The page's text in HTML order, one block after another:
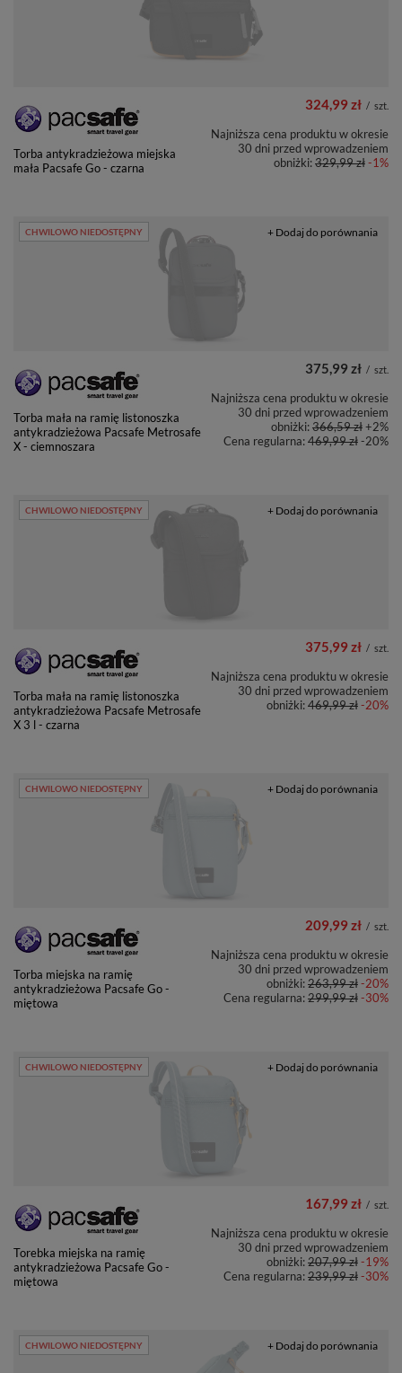
Torba antykradzieżowa miejska
mała Pacsafe Go - czarna
324,99 zł / szt.
Najniższa cena produktu w okresie
30 dni przed wprowadzeniem
obniżki:329,99 zł-1%
CHWILOWO NIEDOSTĘPNY
Torba mała na ramię listonoszka
antykradzieżowa Pacsafe Metrosafe
X - ciemnoszara
375,99 zł / szt.
Najniższa cena produktu w okresie
30 dni przed wprowadzeniem
obniżki:366,59 zł+2%
Cena regularna:469,99 zł-20%
+ Dodaj do porównania
CHWILOWO NIEDOSTĘPNY
Torba mała na ramię listonoszka
antykradzieżowa Pacsafe Metrosafe
X 3 l - czarna
375,99 zł / szt.
Najniższa cena produktu w okresie
30 dni przed wprowadzeniem
obniżki:469,99 zł-20%
+ Dodaj do porównania
CHWILOWO NIEDOSTĘPNY
Torba miejska na ramię
antykradzieżowa Pacsafe Go -
miętowa
209,99 zł / szt.
Najniższa cena produktu w okresie
30 dni przed wprowadzeniem
obniżki:263,99 zł-20%
Cena regularna:299,99 zł-30%
+ Dodaj do porównania
CHWILOWO NIEDOSTĘPNY
Torebka miejska na ramię
antykradzieżowa Pacsafe Go -
miętowa
167,99 zł / szt.
Najniższa cena produktu w okresie
30 dni przed wprowadzeniem
obniżki:207,99 zł-19%
Cena regularna:239,99 zł-30%
+ Dodaj do porównania
CHWILOWO NIEDOSTĘPNY + Dodaj do porównania